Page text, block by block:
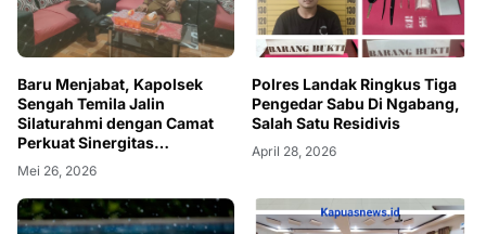
Baru Menjabat, Kapolsek
Sengah Temila Jalin
Silaturahmi dengan Camat
Perkuat Sinergitas
Kamtibmas
Mei 26, 2026
Polres Landak Ringkus Tiga
Pengedar Sabu Di Ngabang,
Salah Satu Residivis
April 28, 2026